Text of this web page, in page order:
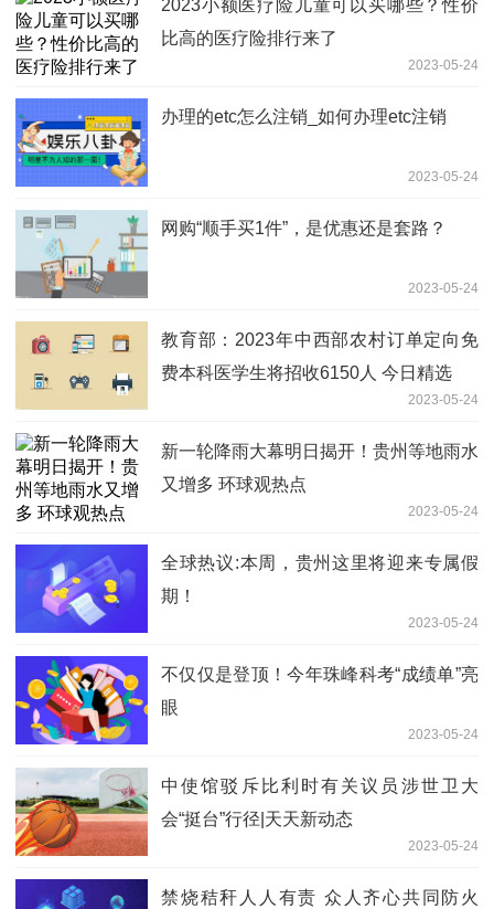
2023小额医疗险儿童可以买哪些？性价
比高的医疗险排行来了
2023-05-24
办理的etc怎么注销_如何办理etc注销
2023-05-24
网购“顺手买1件”，是优惠还是套路？
2023-05-24
教育部：2023年中西部农村订单定向免
费本科医学生将招收6150人 今日精选
2023-05-24
新一轮降雨大幕明日揭开！贵州等地雨水
又增多 环球观热点
2023-05-24
全球热议:本周，贵州这里将迎来专属假
期！
2023-05-24
不仅仅是登顶！今年珠峰科考“成绩单”亮
眼
2023-05-24
中使馆驳斥比利时有关议员涉世卫大
会“挺台”行径|天天新动态
2023-05-24
禁烧秸秆人人有责 众人齐心共同防火